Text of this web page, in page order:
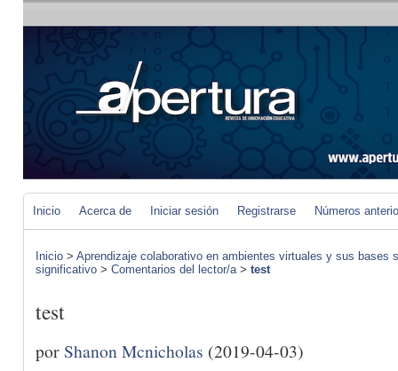
Inicio Acerca de Iniciar sesión Registrarse Números
Inicio > Aprendizaje colaborativo en ambientes virtuales y sus
significativo > Comentarios del lector/a> test
test
porShanon Mcnicholas (2019-04-03)